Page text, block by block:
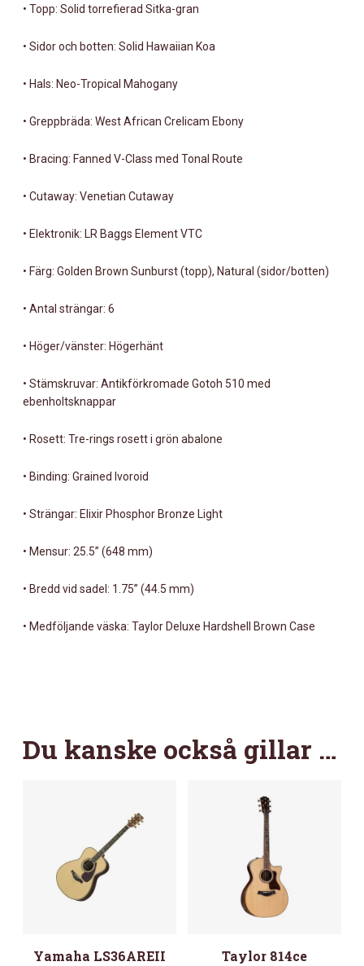
• Topp: Solid torrefierad Sitka-gran
• Sidor och botten: Solid Hawaiian Koa
• Hals: Neo-Tropical Mahogany
• Greppbräda: West African Crelicam Ebony
• Bracing: Fanned V-Class med Tonal Route
• Cutaway: Venetian Cutaway
• Elektronik: LR Baggs Element VTC
• Färg: Golden Brown Sunburst (topp), Natural (sidor/botten)
• Antal strängar: 6
• Höger/vänster: Högerhänt
• Stämskruvar: Antikförkromade Gotoh 510 med
ebenholtsknappar
• Rosett: Tre-rings rosett i grön abalone
• Binding: Grained Ivoroid
• Strängar: Elixir Phosphor Bronze Light
• Mensur: 25.5” (648 mm)
• Bredd vid sadel: 1.75” (44.5 mm)
• Medföljande väska: Taylor Deluxe Hardshell Brown Case
Du kanske också gillar …
Yamaha LS36AREII Taylor 814ce